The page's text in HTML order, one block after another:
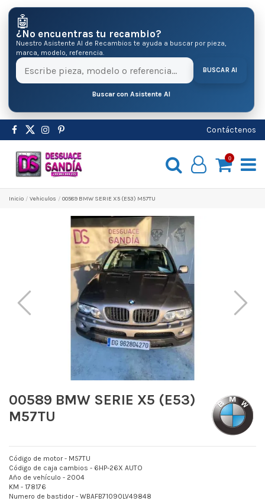
🤖
¿No encuentras tu recambio?
Nuestro Asistente AI de Recambios te ayuda a buscar por pieza,
marca, modelo, referencia.
BUSCAR AI
Buscar con Asistente AI
Contáctenos
0
Inicio Vehiculos 00589 BMW SERIE X5 (E53) M57TU
00589 BMW SERIE X5 (E53)
M57TU
Código de motor - M57TU
Código de caja cambios - 6HP-26X AUTO
Año de vehículo - 2004
KM - 178176
Numero de bastidor - WBAFB71090LV49848